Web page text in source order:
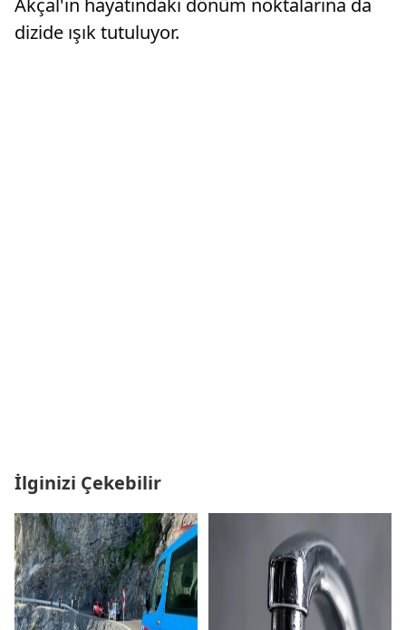
Akçal'ın hayatındaki dönüm noktalarına da
dizide ışık tutuluyor.
İlginizi Çekebilir